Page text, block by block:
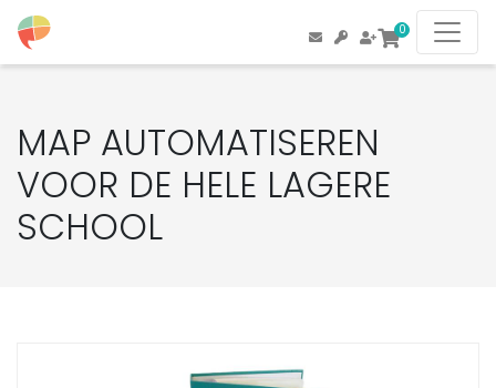
0
MAP AUTOMATISEREN
VOOR DE HELE LAGERE
SCHOOL